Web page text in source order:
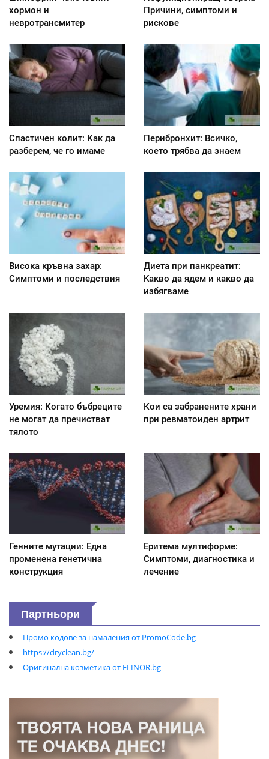
хормон и
невротрансмитер
Причини, симптоми и
рискове
Спастичен колит: Как да
разберем, че го имаме
Перибронхит: Всичко,
което трябва да знаем
Висока кръвна захар:
Симптоми и последствия
Диета при панкреатит:
Kакво да ядем и какво да
избягваме
Уремия: Когато бъбреците
не могат да пречистват
тялото
Кои са забранените храни
при ревматоиден артрит
Генните мутации: Една
променена генетична
конструкция
Еритема мултиформе:
Симптоми, диагностика и
лечение
Партньори
Промо кодове за намаления от PromoCode.bg
https://dryclean.bg/
Оригинална козметика от ELINOR.bg